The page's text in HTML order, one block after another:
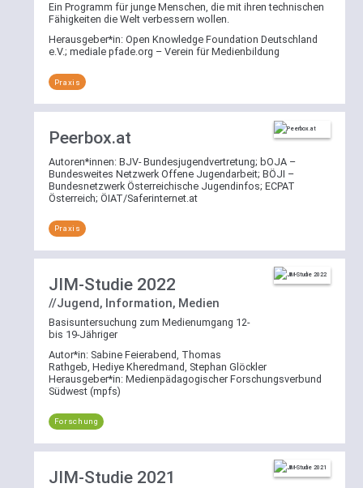
Ein Programm für junge Menschen, die mit ihren technischen
Fähigkeiten die Welt verbessern wollen.
Herausgeber*in: Open Knowledge Foundation Deutschland
e.V.; mediale pfade.org – Verein für Medienbildung
Praxis
Peerbox.at
Autoren*innen: BJV- Bundesjugendvertretung; bOJA –
Bundesweites Netzwerk Offene Jugendarbeit; BÖJI –
Bundesnetzwerk Österreichische Jugendinfos; ECPAT
Österreich; ÖIAT/Saferinternet.at
Praxis
JIM-Studie 2022
//Jugend, Information, Medien
Basisuntersuchung zum Medienumgang 12-
bis 19-Jähriger
Autor*in: Sabine Feierabend, Thomas
Rathgeb, Hediye Kheredmand, Stephan Glöckler
Herausgeber*in: Medienpädagogischer Forschungsverbund
Südwest (mpfs)
Forschung
JIM-Studie 2021